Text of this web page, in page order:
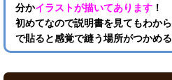
分かイラストが描いてあります ！
初めてなので説明書を見てもわか
で貼ると感覚で縫う場所がつかめる